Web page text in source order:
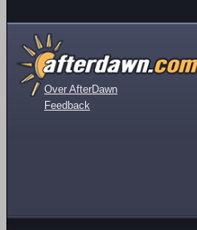
Over AfterDawn
Feedback